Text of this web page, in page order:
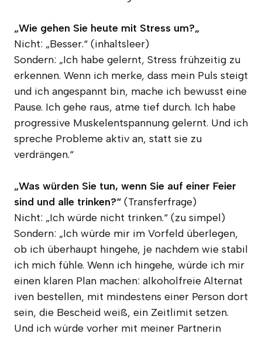
„Wie gehen Sie heu­te mit Stress um?„
Nicht: „Bes­ser.“ (inhalts­leer)
Son­dern: „Ich habe gelernt, Stress früh­zei­tig zu
erken­nen. Wenn ich mer­ke, dass mein Puls steigt
und ich ange­spannt bin, mache ich bewusst eine
Pau­se. Ich gehe raus, atme tief durch. Ich habe
pro­gres­si­ve Mus­kel­ent­span­nung gelernt. Und ich
spre­che Pro­ble­me aktiv an, statt sie zu
verdrängen.“
„Was wür­den Sie tun, wenn Sie auf einer Fei­er
sind und alle trin­ken?“ (Trans­fer­fra­ge)
Nicht: „Ich wür­de nicht trin­ken.“ (zu sim­pel)
Son­dern: „Ich wür­de mir im Vor­feld über­le­gen,
ob ich über­haupt hin­ge­he, je nach­dem wie sta­bil
ich mich füh­le. Wenn ich hin­ge­he, wür­de ich mir
einen kla­ren Plan machen: alko­hol­freie Alter­na­t
i­ven bestel­len, mit min­des­tens einer Per­son dort
sein, die Bescheid weiß, ein Zeit­li­mit set­zen.
Und ich wür­de vor­her mit mei­ner Part­ne­rin